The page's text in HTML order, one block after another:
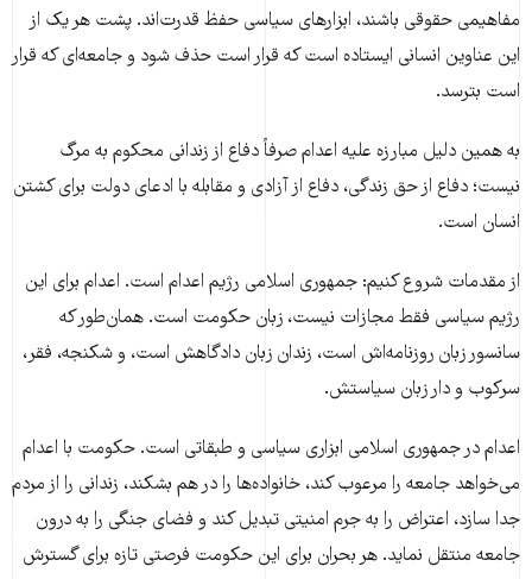
مفاهیمی حقوقی باشند، ابزارهای سیاسی حفظ قدرت‌اند. پشت هر یک از
این عناوین انسانی ایستاده است که قرار است حذف شود و جامعه‌ای که قرار
است بترسد.
به همین دلیل مبارزه علیه اعدام صرفاً دفاع از زندانی محکوم به مرگ
نیست؛ دفاع از حق زندگی، دفاع از آزادی و مقابله با ادعای دولت برای کشتن
انسان است.
از مقدمات شروع کنیم: جمهوری اسلامی رژیم اعدام است. اعدام برای این
رژیم سیاسی فقط مجازات نیست، زبان حکومت است. همان‌طور که
سانسور زبان روزنامه‌اش است، زندان زبان دادگاهش است، و شکنجه، فقر،
سرکوب و دار زبان سیاستش.
اعدام در جمهوری اسلامی ابزاری سیاسی و طبقاتی است. حکومت با اعدام
می‌خواهد جامعه را مرعوب کند، خانواده‌ها را در هم بشکند، زندانی را از مردم
جدا سازد، اعتراض را به جرم امنیتی تبدیل کند و فضای جنگی را به درون
جامعه منتقل نماید. هر بحران برای این حکومت فرصتی تازه برای گسترش